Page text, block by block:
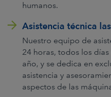
humanos.
Asistencia técnica
Nuestro equipo de
24 horas, todos los días
año, y se dedica en
asistencia y
aspectos de las